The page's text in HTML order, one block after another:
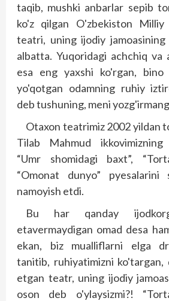
taqib, mushki anbarlar sepib
ko'z qilgan O'zbekiston Milliy
teatri, uning ijodiy
albatta. Yuqoridagi achchiq va
esa eng yaxshi ko'rgan, bino
yo'qotgan odamning ruhiy
deb tushuning, meni
Otaxon teatrimiz 2002 yildan
Tilab Mahmud ikkovimizning
“Umr shomidagi baxt”,
“Omonat dunyo” pyesalarini
namoyish etdi.
Bu har qanday
etavermaydigan omad desa
ekan, biz mualliflarni elga
tanitib, ruhiyatimizni ko'targan,
etgan teatr, uning ijodiy
oson deb o'ylaysizmi?!